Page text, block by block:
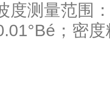
度测量范围
；密